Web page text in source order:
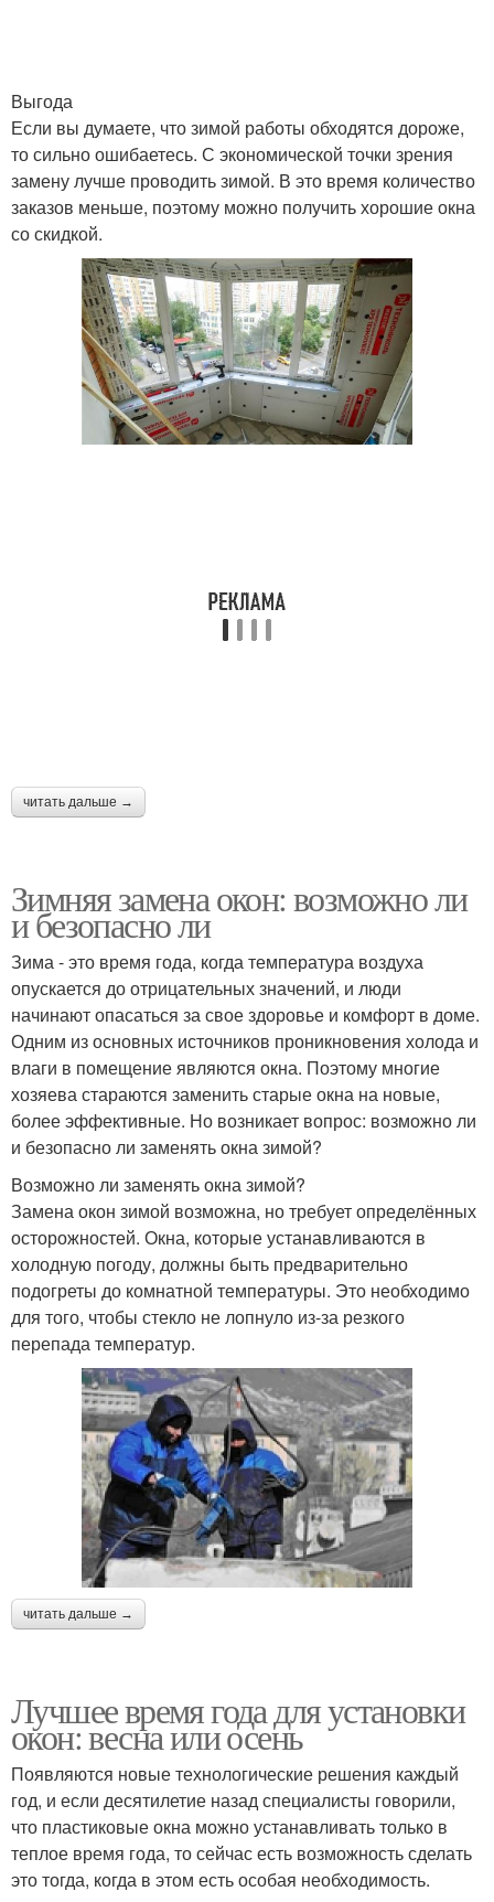
Выгода
Если вы думаете, что зимой работы обходятся дороже,
то сильно ошибаетесь. С экономической точки зрения
замену лучше проводить зимой. В это время количество
заказов меньше, поэтому можно получить хорошие окна
со скидкой.
читать дальше →
Зимняя замена окон: возможно ли
и безопасно ли
Зима - это время года, когда температура воздуха
опускается до отрицательных значений, и люди
начинают опасаться за свое здоровье и комфорт в доме.
Одним из основных источников проникновения холода и
влаги в помещение являются окна. Поэтому многие
хозяева стараются заменить старые окна на новые,
более эффективные. Но возникает вопрос: возможно ли
и безопасно ли заменять окна зимой?
Возможно ли заменять окна зимой?
Замена окон зимой возможна, но требует определённых
осторожностей. Окна, которые устанавливаются в
холодную погоду, должны быть предварительно
подогреты до комнатной температуры. Это необходимо
для того, чтобы стекло не лопнуло из-за резкого
перепада температур.
читать дальше →
Лучшее время года для установки
окон: весна или осень
Появляются новые технологические решения каждый
год, и если десятилетие назад специалисты говорили,
что пластиковые окна можно устанавливать только в
теплое время года, то сейчас есть возможность сделать
это тогда, когда в этом есть особая необходимость.